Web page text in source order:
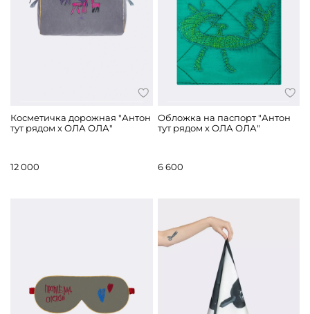
Косметичка дорожная "Антон
тут рядом х ОЛА ОЛА"
12 000
Обложка на паспорт "Антон
тут рядом x ОЛА ОЛА"
6 600